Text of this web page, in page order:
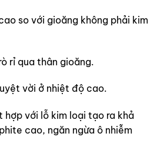
so với gioăng không phải kim
rỉ qua thân gioăng.
vời ở nhiệt độ cao.
hợp với lỗ kim loại tạo ra khả
cao, ngăn ngừa ô nhiễm